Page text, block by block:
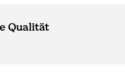
Qualität